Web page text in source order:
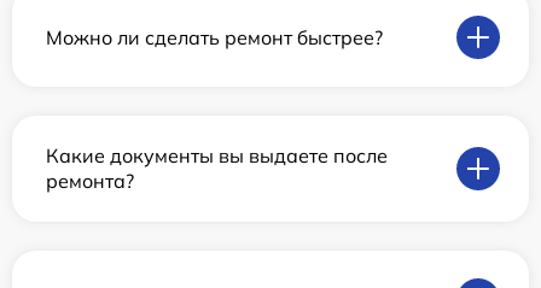
Можно ли сделать ремонт быстрее?
Какие документы вы выдаете после
ремонта?